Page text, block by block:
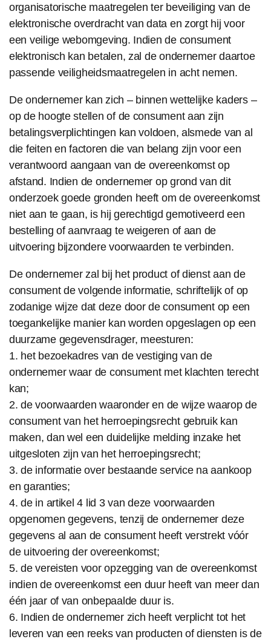
organisatorische maatregelen ter beveiliging van de
elektronische overdracht van data en zorgt hij voor
een veilige webomgeving. Indien de consument
elektronisch kan betalen, zal de ondernemer daartoe
passende veiligheidsmaatregelen in acht nemen.
De ondernemer kan zich – binnen wettelijke kaders –
op de hoogte stellen of de consument aan zijn
betalingsverplichtingen kan voldoen, alsmede van al
die feiten en factoren die van belang zijn voor een
verantwoord aangaan van de overeenkomst op
afstand. Indien de ondernemer op grond van dit
onderzoek goede gronden heeft om de overeenkomst
niet aan te gaan, is hij gerechtigd gemotiveerd een
bestelling of aanvraag te weigeren of aan de
uitvoering bijzondere voorwaarden te verbinden.
De ondernemer zal bij het product of dienst aan de
consument de volgende informatie, schriftelijk of op
zodanige wijze dat deze door de consument op een
toegankelijke manier kan worden opgeslagen op een
duurzame gegevensdrager, meesturen:
1. het bezoekadres van de vestiging van de
ondernemer waar de consument met klachten terecht
kan;
2. de voorwaarden waaronder en de wijze waarop de
consument van het herroepingsrecht gebruik kan
maken, dan wel een duidelijke melding inzake het
uitgesloten zijn van het herroepingsrecht;
3. de informatie over bestaande service na aankoop
en garanties;
4. de in artikel 4 lid 3 van deze voorwaarden
opgenomen gegevens, tenzij de ondernemer deze
gegevens al aan de consument heeft verstrekt vóór
de uitvoering der overeenkomst;
5. de vereisten voor opzegging van de overeenkomst
indien de overeenkomst een duur heeft van meer dan
één jaar of van onbepaalde duur is.
6. Indien de ondernemer zich heeft verplicht tot het
leveren van een reeks van producten of diensten is de